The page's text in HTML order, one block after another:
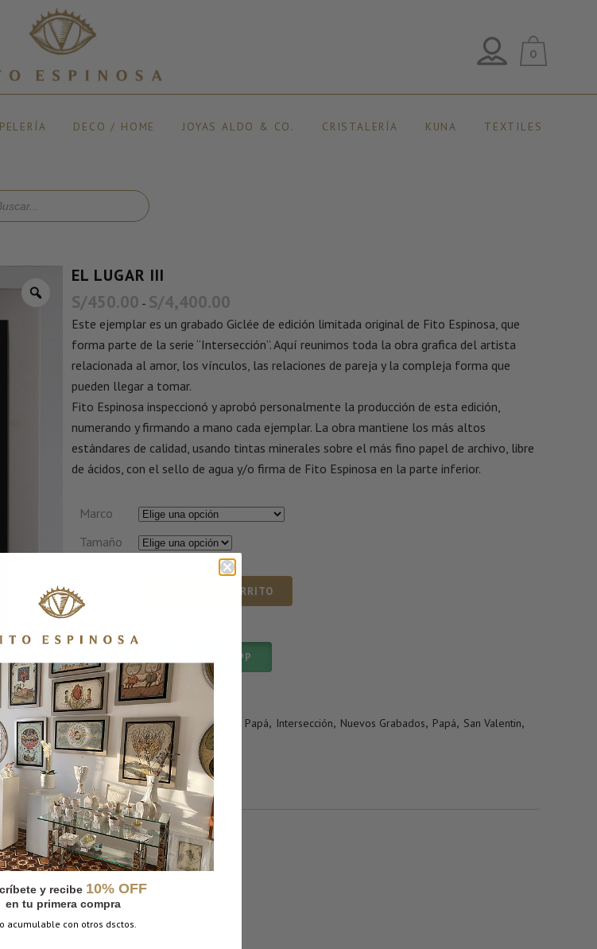
0
DECO / HOME JOYAS ALDO & CO. CRISTALERÍA KUNA TEXTILES
EL LUGAR III
S/450.00 - S/4,400.00
Este ejemplar es un grabado Giclée de edición limitada original de Fito Espinosa, que
forma parte de la serie “Intersección”. Aquí reunimos toda la obra grafica del artista
relacionada al amor, los vínculos, las relaciones de pareja y la compleja forma que
pueden llegar a tomar.
Fito Espinosa inspeccionó y aprobó personalmente la producción de esta edición,
numerando y firmando a mano cada ejemplar. La obra mantiene los más altos
estándares de calidad, usando tintas minerales sobre el más fino papel de archivo, libre
de ácidos, con el sello de agua y/o firma de Fito Espinosa en la parte inferior.
Marco
Tamaño
AÑADIR AL CARRITO
CONSULTA POR WHATSAPP
SKU:ELLUGARIII
CATEGORÍAS:Grabados Grabados Papá, Intersección, Nuevos Grabados, Papá, San Valentin,
Vertical
MÁS INFORMACIÓN
PESO
N/D
DIMENSIONES
N/D
y recibe 10% OFF
en tu primera compra
acumulable con otros dsctos.